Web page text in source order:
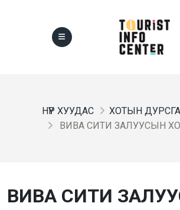
НҮҮР ХУУДАС
ХОТЫН
ВИВА СИТИ ЗАЛУУСЫН
ВИВА СИТИ